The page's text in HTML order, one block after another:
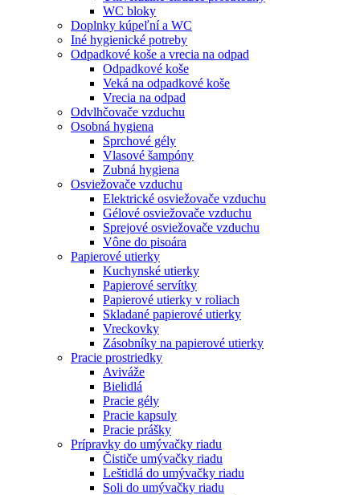
WC bloky
Doplnky kúpeľní a WC
Iné hygienické potreby
Odpadkové koše a vrecia na odpad
Odpadkové koše
Veká na odpadkové koše
Vrecia na odpad
Odvlhčovače vzduchu
Osobná hygiena
Sprchové gély
Vlasové šampóny
Zubná hygiena
Osviežovače vzduchu
Elektrické osviežovače vzduchu
Gélové osviežovače vzduchu
Sprejové osviežovače vzduchu
Vône do pisoára
Papierové utierky
Kuchynské utierky
Papierové servítky
Papierové utierky v roliach
Skladané papierové utierky
Vreckovky
Zásobníky na papierové utierky
Pracie prostriedky
Aviváže
Bielidlá
Pracie gély
Pracie kapsuly
Pracie prášky
Prípravky do umývačky riadu
Čističe umývačky riadu
Leštidlá do umývačky riadu
Soli do umývačky riadu